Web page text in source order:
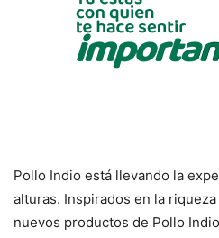
Pollo Indio está llevando la
alturas. Inspirados en la
nuevos productos de Pollo